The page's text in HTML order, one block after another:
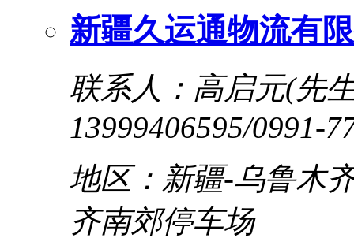
新疆久运通物流有
联系人：高启元(先
13999406595/0991-
地区：新疆-乌鲁木
齐南郊停车场